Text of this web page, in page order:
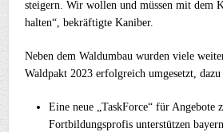
steigern. Wir wollen und müssen mit dem
halten“, bekräftigte Kaniber.
Neben dem Waldumbau wurden viele
Waldpakt 2023 erfolgreich umgesetzt, dazu
Eine neue „TaskForce“ für Angebote
Fortbildungsprofis unterstützen